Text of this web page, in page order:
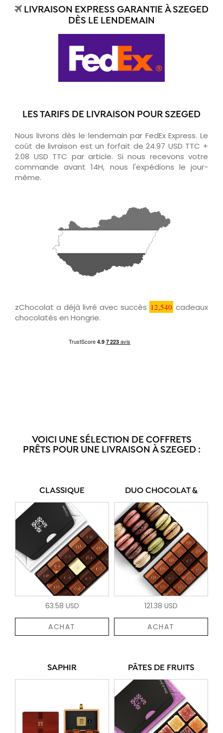
LIVRAISON EXPRESS GARANTIE À SZEGED
DÈS LE LENDEMAIN
LES TARIFS DE LIVRAISON POUR SZEGED
Nous livrons dès le lendemain par FedEx Express. Le
coût de livraison est un forfait de 24.97 USD TTC +
2.08 USD TTC par article. Si nous recevons votre
commande avant 14H, nous l'expédions le jour-
même.
zChocolat a déjà livré avec succès 12,540 cadeaux
chocolatés en Hongrie.
VOICI UNE SÉLECTION DE COFFRETS
PRÊTS POUR UNE LIVRAISON À SZEGED :
CLASSIQUE
63.58 USD
ACHAT
DUO CHOCOLAT &
121.38 USD
ACHAT
SAPHIR PÂTES DE FRUITS